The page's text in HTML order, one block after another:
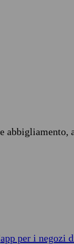
abbigliamento,
app per i negozi